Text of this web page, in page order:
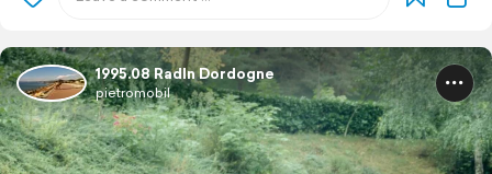
1995.08 Radln Dordogne
pietromobil